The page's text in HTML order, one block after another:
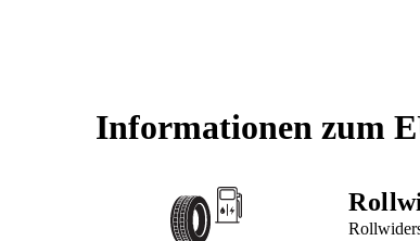
Informationen zum